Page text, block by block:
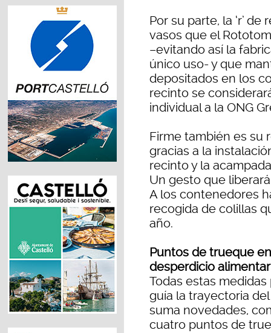
Por su parte, la ‘r’
vasos que el
–evitando así la
único uso- y que
depositados en los
recinto se
individual a la ONG
Firme también es su
gracias a la
recinto y la
Un gesto que
A los contenedores
recogida de colillas
año.
Puntos de trueque
desperdicio
Todas estas medidas
guía la trayectoria
suma novedades,
cuatro puntos de